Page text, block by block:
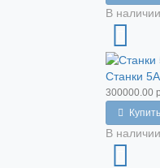
В наличии
Станки
300000.00 р.
Купить
В наличии